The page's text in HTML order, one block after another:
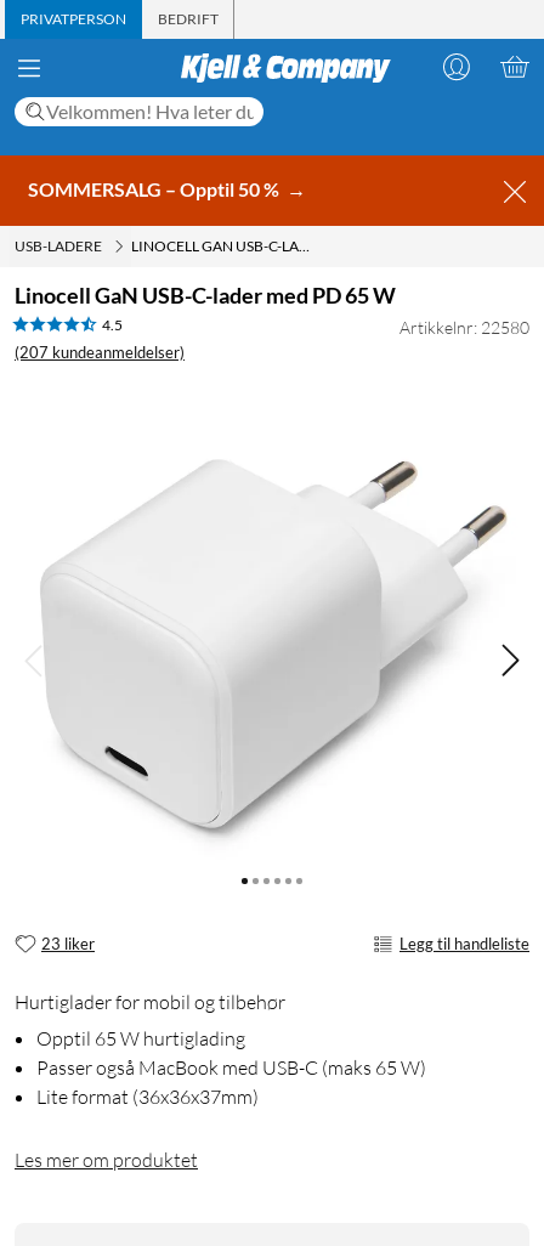
PRIVATPERSON BEDRIFT
SOMMERSALG – Opptil 50 % →
USB-LADERE LINOCELL GAN USB-C-LADER MED PD 65 W
Linocell GaN USB-C-lader med PD 65 W
4.5
(207 kundeanmeldelser)
Artikkelnr: 22580
23 liker Legg til handleliste
Hurtiglader for mobil og tilbehør
Opptil 65 W hurtiglading
Passer også MacBook med USB-C (maks 65 W)
Lite format (36x36x37mm)
Les mer om produktet